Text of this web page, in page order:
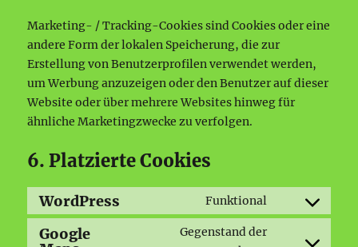
Marketing- / Tracking-Cookies sind Cookies oder eine
andere Form der lokalen Speicherung, die zur
Erstellung von Benutzerprofilen verwendet werden,
um Werbung anzuzeigen oder den Benutzer auf dieser
Website oder über mehrere Websites hinweg für
ähnliche Marketingzwecke zu verfolgen.
6. Platzierte Cookies
WordPress Funktional
Consent
Google
Gegenstand der